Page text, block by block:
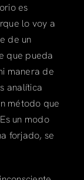
es
lo voy a
de un
que pueda
manera de
analítica
método que
un modo
forjado, se